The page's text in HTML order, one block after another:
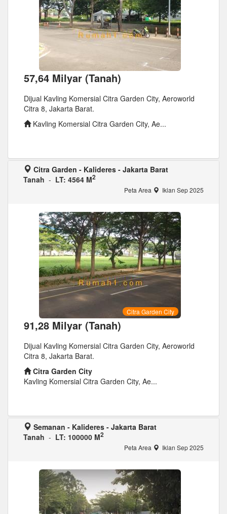
57,64 Milyar (Tanah)
Dijual Kavling Komersial Citra Garden City, Aeroworld
Citra 8, Jakarta Barat.
Kavling Komersial Citra Garden City, Ae...
Citra Garden - Kalideres - Jakarta Barat
Tanah - LT: 4564 M2
Peta Area Iklan Sep 2025
Citra Garden City
91,28 Milyar (Tanah)
Dijual Kavling Komersial Citra Garden City, Aeroworld
Citra 8, Jakarta Barat.
Citra Garden City
Kavling Komersial Citra Garden City, Ae...
Semanan - Kalideres - Jakarta Barat
Tanah - LT: 100000 M2
Peta Area Iklan Sep 2025